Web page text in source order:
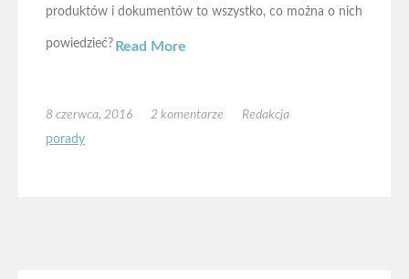
produktów i dokumentów to wszystko, co można o nich
powiedzieć? Read More
8 czerwca, 2016 2 komentarze
Redakcja
porady